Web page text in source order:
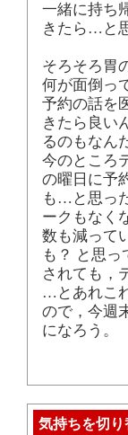
一緒に持ち
きたら…と
そろそろ胃
何が面倒っ
予約の話を
きたら良い
るのもなん
今のところ
の曜日に予
も…と思っ
ークもなく
数も減って
も？ と思
されても，
…とあれこ
ので，今週
になろう。
気持ちを切